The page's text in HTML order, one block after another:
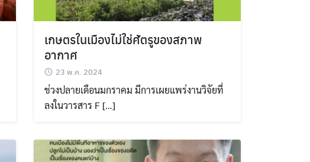
เกษตรในเมืองไม่ใช่ศัตรูของสภาพ
อากาศ
23 พ.ค. 2024
ช่วงปลายเดือนมกราคม มีการเผยแพร่งานวิจัยที่
ลงในวารสาร F […]